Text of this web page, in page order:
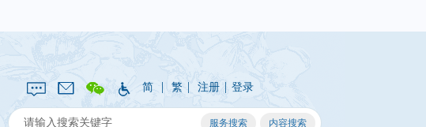
简 | 繁 | 注册 | 登录